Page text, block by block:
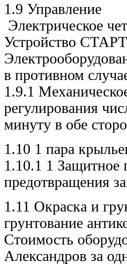
1.9 Управление
Электрическое
Устройство
в противном
1.9.1
регулирования
минуту в обе
1.10 1 пара
1.10.1 1 Защитное
предотвращения
1.11 Окраска и
грунтование
Стоимость
Александров за